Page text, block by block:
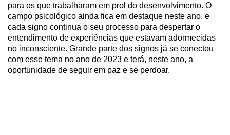
para os que trabalharam em prol do desenvolvimento. O
campo psicológico ainda fica em destaque neste ano, e
cada signo continua o seu processo para despertar o
entendimento de experiências que estavam adormecidas
no inconsciente. Grande parte dos signos já se conectou
com esse tema no ano de 2023 e terá, neste ano, a
oportunidade de seguir em paz e se perdoar.